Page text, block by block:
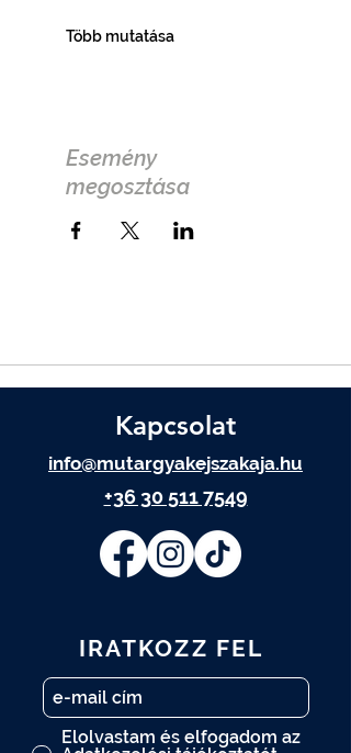
Több mutatása
Esemény
megosztása
Kapcsolat
info@mutargyakejszakaja.hu
+36 30 511 7549
IRATKOZZ FEL
Elolvastam és elfogadom az